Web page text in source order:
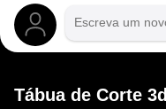
Tábua de Corte 3d